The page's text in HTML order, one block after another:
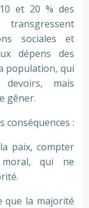
et 20 % des
sociales et
dépens des
population, qui
devoirs, mais
gêner.
conséquences :
paix, compter
qui ne
la majorité